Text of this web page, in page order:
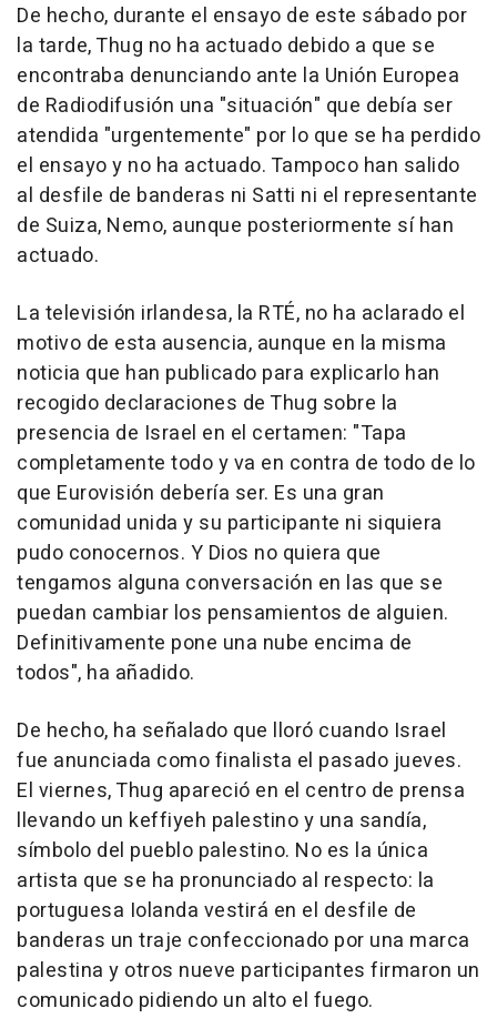
De hecho, durante el ensayo de este sábado por
la tarde, Thug no ha actuado debido a que se
encontraba denunciando ante la Unión Europea
de Radiodifusión una "situación" que debía ser
atendida "urgentemente" por lo que se ha perdido
el ensayo y no ha actuado. Tampoco han salido
al desfile de banderas ni Satti ni el representante
de Suiza, Nemo, aunque posteriormente sí han
actuado.
La televisión irlandesa, la RTÉ, no ha aclarado el
motivo de esta ausencia, aunque en la misma
noticia que han publicado para explicarlo han
recogido declaraciones de Thug sobre la
presencia de Israel en el certamen: "Tapa
completamente todo y va en contra de todo de lo
que Eurovisión debería ser. Es una gran
comunidad unida y su participante ni siquiera
pudo conocernos. Y Dios no quiera que
tengamos alguna conversación en las que se
puedan cambiar los pensamientos de alguien.
Definitivamente pone una nube encima de
todos", ha añadido.
De hecho, ha señalado que lloró cuando Israel
fue anunciada como finalista el pasado jueves.
El viernes, Thug apareció en el centro de prensa
llevando un keffiyeh palestino y una sandía,
símbolo del pueblo palestino. No es la única
artista que se ha pronunciado al respecto: la
portuguesa Iolanda vestirá en el desfile de
banderas un traje confeccionado por una marca
palestina y otros nueve participantes firmaron un
comunicado pidiendo un alto el fuego.